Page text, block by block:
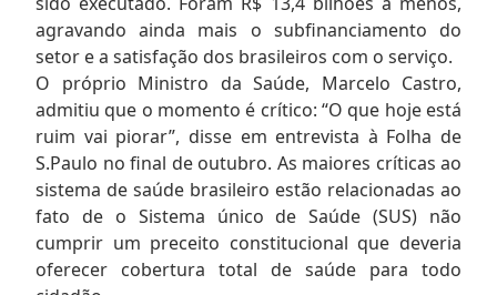
agravando ainda mais o subfinanciamento do
setor e a satisfação dos brasileiros com o serviço.
O próprio Ministro da Saúde, Marcelo Castro,
admitiu que o momento é crítico: “O que hoje está
ruim vai piorar”, disse em entrevista à Folha de
S.Paulo no final de outubro. As maiores críticas ao
sistema de saúde brasileiro estão relacionadas ao
fato de o Sistema único de Saúde (SUS) não
cumprir um preceito constitucional que deveria
oferecer cobertura total de saúde para todo